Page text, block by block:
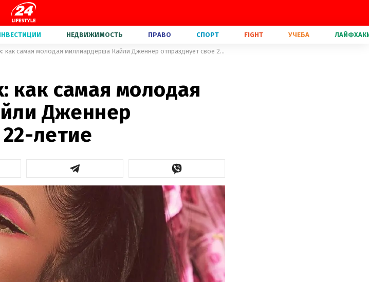
НЕДВИЖИМОСТЬ ПРАВО СПОРТ FIGHT УЧЕБА
Яхта и дом в розах: как самая молодая миллиардерша Кайли Дженнер отпразднует свое 22-летие
как самая молодая
Дженнер
летие